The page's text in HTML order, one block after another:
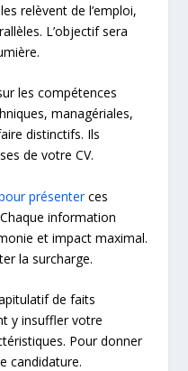
relèvent de l’emploi,
L’objectif sera
les compétences
managériales,
distinctifs. Ils
de votre CV.
présenterces
information
et impact maximal.
la surcharge.
de faits
y insuffler votre
Pour donner
candidature.